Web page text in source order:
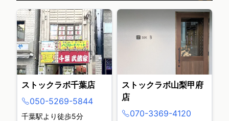
ストックラボ千葉店
050-5269-5844
千葉駅より徒歩5分
ストックラボ山梨甲府
店
070-3369-4120